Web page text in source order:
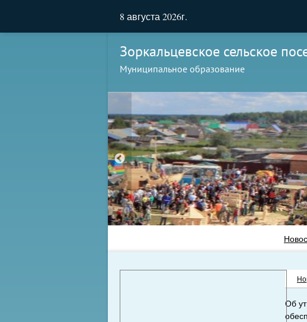
8 августа 2026г.
Зоркальцевское сельское
Муниципальное образование
Об